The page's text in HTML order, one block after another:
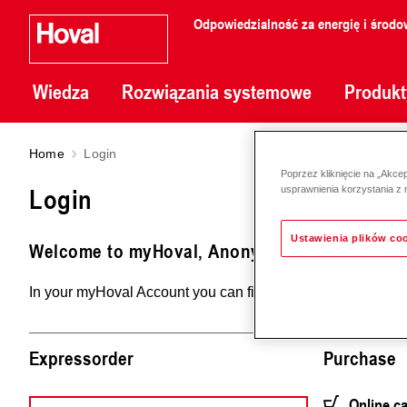
Odpowiedzialność za energię i
Wiedza Rozwiązania systemowe
Home Login
Login
Welcome to myHoval, Anonymous
In your myHoval Account you can find an overview of
Expressorder Purchase
Poprzez kliknięcie na
usprawnienia korzystania z
Ustawienia plików